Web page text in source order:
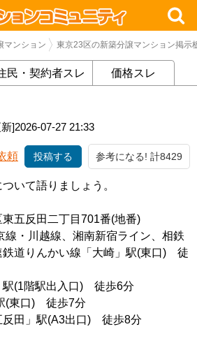
マンション 東京23区の新築分譲マンション掲示
民・契約者スレ 価格スレ
]2026-07-27 21:33
頼 投稿する 参考になる! 計8429
いて語りましょう。
五反田二丁目701番(地番)
線・川越線、湘南新宿ライン、相鉄
鉄道りんかい線「大崎」駅(東口) 徒
駅(1階駅出入口) 徒歩6分
駅(東口) 徒歩7分
反田」駅(A3出口) 徒歩8分